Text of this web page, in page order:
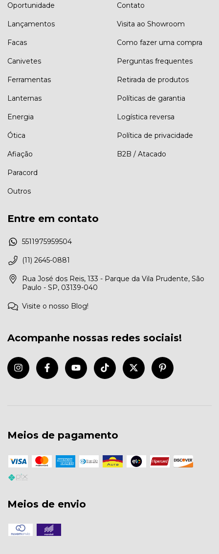
Oportunidade
Lançamentos
Facas
Canivetes
Ferramentas
Lanternas
Energia
Ótica
Afiação
Paracord
Outros
Contato
Visita ao Showroom
Como fazer uma compra
Perguntas frequentes
Retirada de produtos
Políticas de garantia
Logística reversa
Política de privacidade
B2B / Atacado
Entre em contato
5511975959504
(11) 2645-0881
Rua José dos Reis, 133 - Parque da Vila Prudente, São
Paulo - SP, 03139-040
Visite o nosso Blog!
Acompanhe nossas redes sociais!
Meios de pagamento
Meios de envio